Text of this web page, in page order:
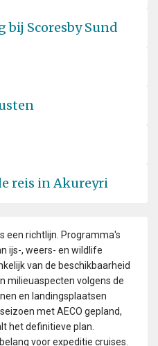
bij Scoresby Sund
reis in Akureyri
een richtlijn. Programma's
ijs-, weers- en wildlife
van de beschikbaarheid
milieuaspecten volgens de
en landingsplaatsen
met AECO gepland,
het definitieve plan.
voor expeditie cruises.